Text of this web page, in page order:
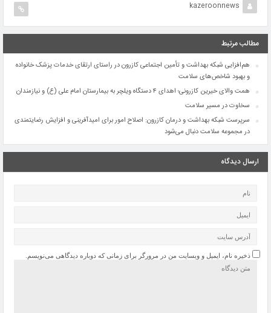
kazeroonnews
مطالب مرتبط
هم‌افزایی شبکه بهداشت و تأمین اجتماعی کازرون در راستای ارتقای خدمات پزشک خانواده
و بهبود شاخص‌های سلامت
همت والای خیرین کازرونی؛ اهدای ۴ دستگاه ویلچر به بیمارستان امام علی (ع) و نیازمندان
سخاوت در مسیر سلامت
سرپرست شبکه بهداشت و درمان کازرون: اصلاح امور برای امیدآفرینی و افزایش رضایتمندی
در مجموعه سلامت دنبال می‌شود
ارسال دیدگاه
ذخیره نام، ایمیل و وبسایت من در مرورگر برای زمانی که دوباره دیدگاهی می‌نویسم.